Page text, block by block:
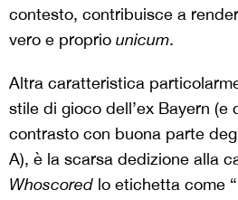
contesto, contribuisce a
vero e proprio unicum.
Altra caratteristica
stile di gioco dell’ex Bayern (e
contrasto con buona parte
A), è la scarsa dedizione alla
Whoscored lo etichetta come